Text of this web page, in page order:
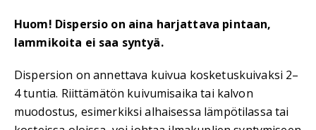
Huom! Dispersio on aina harjattava pintaan,
lammikoita ei saa syntyä.
Dispersion on annettava kuivua kosketuskuivaksi 2–
4 tuntia. Riittämätön kuivumisaika tai kalvon
muodostus, esimerkiksi alhaisessa lämpötilassa tai